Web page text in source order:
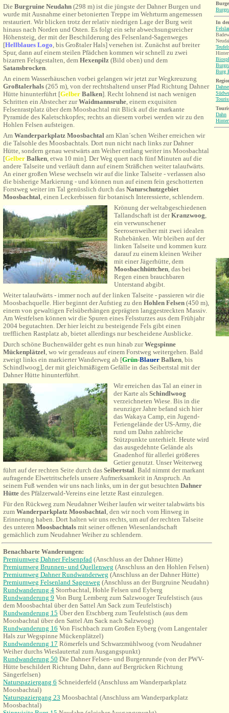
Die Burgruine Neudahn (298 m) ist die jüngste der Dahner Burgen und
wurde mit Ausnahme einer betonierten Treppe im Wehrturm angemessen
restauriert. Wirblicken trotz der relativ niedrigen Lage der Burg weit
hinaus nach Norden und Osten. Es folgt ein sehr abwechsungsreicher
Höhensteig, der mit der Beschilderung des Felsenland-Sagenweges
[Hellblaues Logo, bis Großtaler Hals] versehen ist. Zunächst auf breiter
Spur, dann auf einem steilen Pfädchen kommen wir schnell zu zwei
bizarren Felsgestalten, dem Hexenpilz (Bild oben) und dem
Satansbrocken.
An einem Wasserhäuschen vorbei gelangen wir jetzt zur Wegkreuzung
Großtalerhals (265 m), von der rechtshaltend unser Pfad Richtung Dahner
Hütte hinunterführt [Gelber Balken]. Recht lohnend ist nach wenigen
Schritten ein Abstecher zurWaidmannsruhe, einem exquisiten
Felsenrastplatz über dem Moosbachtal mit Blick auf die markante
Pyramide des Kaletschkopfes; rechts an diesem vorbei werden wir zu den
Hohlen Felsen aufsteigen.
Am Wanderparkplatz Moosbachtal am Klan´schen Weiher erreichen wir
die Talsohle des Moosbachtals. Dort nun nicht nach links zur Dahner
Hütte, sondern genau westwärts am Weiher entlang weiter ins Moosbachtal
[Gelber Balken, etwa 10 min]. Der Weg quert nach fünf Minuten auf die
andere Talseite und verläuft dann auf einem Sträßchen weiter talaufwärts.
An einer großen Wiese wechseln wir auf die linke Talseite - verlassen also
die bisherige Markierung - und können nun auf einem fein geschotterten
Forstweg weiter im Tal genüsslich durch das Naturschutzgebiet
Moosbachtal, einen Leckerbissen für botanisch Interessierte, schlendern.
Krönung der weltabgeschiedenen
Tallandschaft ist derKranzwoog,
ein verwunschener
Seerosenweiher mit zwei idealen
Ruhebänken. Wir bleiben auf der
linken Talseite und kommen kurz
darauf zu einem kleinen Weiher
mit einer Jägerhütte, dem
Moosbachhüttchen, das bei
Regen einen brauchbaren
Unterstand abgibt.
Weiter talaufwärts - immer noch auf der linken Talseite - passieren wir die
Moosbachquelle. Hier beginnt der Aufstieg zu den Hohlen Felsen (450 m),
einem von gewaltigen Felsüberhängen geprägten langgestreckten Massiv.
Am Westfelsen können wir die Spuren eines Felssturzes aus dem Frühjahr
2004 begutachten. Der hier leicht zu besteigende Fels gibt einen
trefflichen Rastplatz ab, bietet allerdings nur bescheidene Ausblicke.
Durch schöne Buchenwälder geht es nun hinab zurWegspinne
Mückenplätzel, wo wir geradeaus auf einem Forstweg weitergehen. Bald
zweigt links ein markierter Wanderweg ab [Grün-Blauer Balken, bis
Schindlwoog], der mit gleichmäßigem Gefälle in das Seibertstal mit der
Dahner Hütte hinunterführt.
Wir erreichen das Tal an einer in
der Karte als Schindlwoog
verzeichneten Wiese. Bis in die
neunziger Jahre befand sich hier
das Wakaya Camp, ein Jugend-
Feriengelände der US-Army, die
rund um Dahn zahlreiche
Stützpunkte unterhielt. Heute wird
das ausgedehnte Gelände als
Gnadenhof für allerlei größeres
Getier genutzt. Unser Weiterweg
führt auf der rechten Seite durch das Seibertstal. Bald nimmt der markant
aufragende Elwetritschefels unsere Aufmerksamkeit in Anspruch. An
seinem Fuß wenden wir uns nach links, um in der gut besuchten Dahner
Hütte des Pfälzerwald-Vereins eine letzte Rast einzulegen.
Für den Rückweg zum Neudahner Weiher laufen wir weiter talabwärts bis
zum Wanderparkplatz Moosbachtal, den wir noch vom Hinweg in
Erinnerung haben. Dort halten wir uns rechts, um auf der rechten Talseite
des unteren Moosbachtals mit seiner offenen Wiesenlandschaft
gemächlich zum Neudahner Weiher zu schlendern.
Benachbarte Wanderungen:
Premiumweg Dahner Felsenpfad (Anschluss an der Dahner Hütte)
Premiumweg Brunnen- und Quellenweg (Anschluss an den Hohlen Felsen)
Premiumweg Dahner Rundwanderweg (Anschluss an der Dahner Hütte)
Premiumweg Felsenland Sagenweg (Anschluss an der Burgruine Neudahn)
Rundwanderung 4 Storrbachtal, Hohle Felsen und Eyberg
Rundwanderung 9 Von Burg Lemberg zum Salzwooger Teufelstisch (aus
dem Moosbachtal über den Sattel Am Sack zum Teufelstisch)
Rundwanderung 15 Über den Etschberg zum Teufelstisch (aus dem
Moosbachtal über den Sattel Am Sack nach Salzwoog)
Rundwanderung 16 Von Fischbach zum Großen Eyberg (vom Langentaler
Hals zur Wegspinne Mückenplätzel)
Rundwanderung 17 Römerfels und Schwarzmühlwoog (vom Neudahner
Weiher durchs Wieslautertal zum Ausgangspunkt)
Rundwanderung 50 Die Dahner Felsen- und Burgenrunde (von der PWV-
Hütte beschildert Richtung Dahn, dann auf Bergrücken Richtung
Sängerfelsen)
Naturspaziergang 6 Schneiderfeld (Anschluss am Wanderparkplatz
Moosbachtal)
Naturspaziergang 23 Moosbachtal (Anschluss am Wanderparkplatz
Moosbachtal)
In
Burg
Dahn